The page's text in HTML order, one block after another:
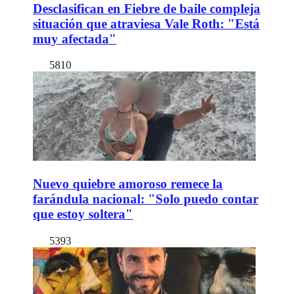
Desclasifican en Fiebre de baile compleja
situación que atraviesa Vale Roth: "Está
muy afectada"
5810
Nuevo quiebre amoroso remece la
farándula nacional: "Solo puedo contar
que estoy soltera"
5393